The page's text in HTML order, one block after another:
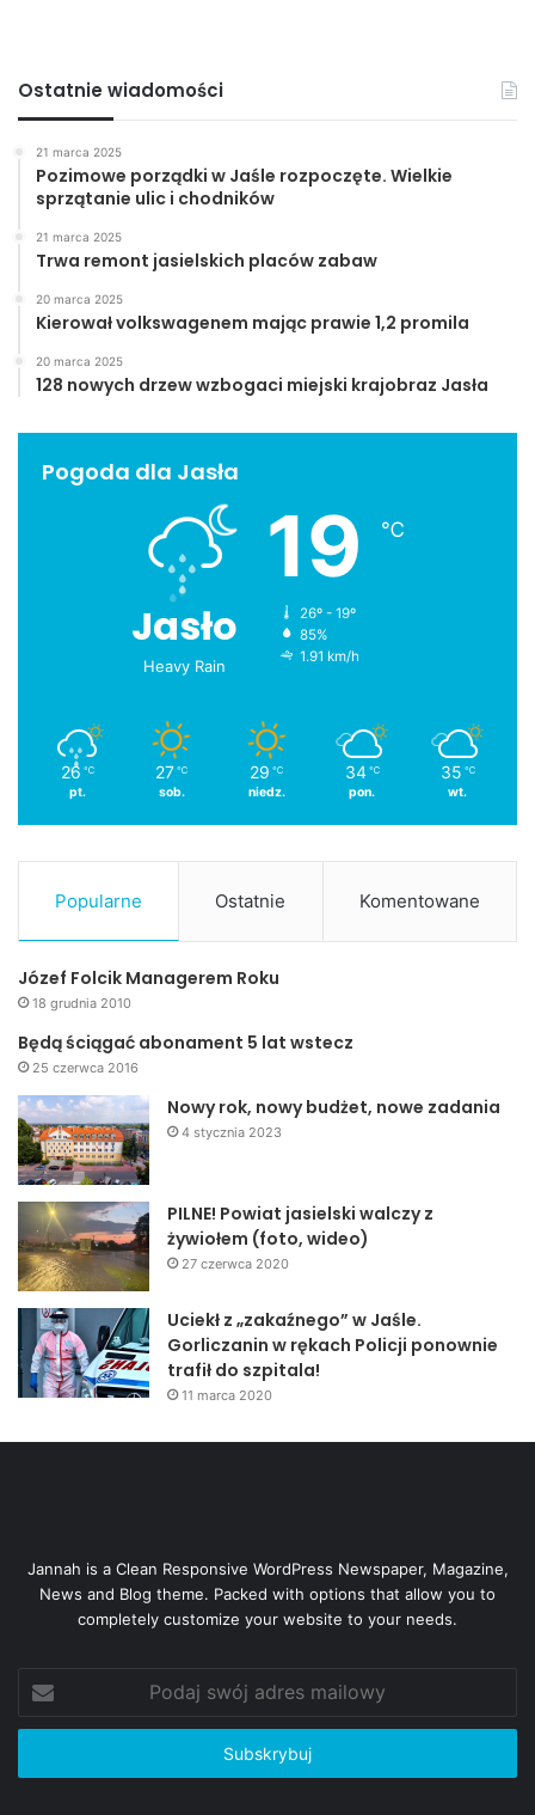
Ostatnie wiadomości
21 marca 2025
Pozimowe porządki w Jaśle rozpoczęte. Wielkie
sprzątanie ulic i chodników
21 marca 2025
Trwa remont jasielskich placów zabaw
20 marca 2025
Kierował volkswagenem mając prawie 1,2 promila
20 marca 2025
128 nowych drzew wzbogaci miejski krajobraz Jasła
Pogoda dla Jasła
Jasło
Heavy Rain
19 ℃
26º - 19º
85%
1.91 km/h
26 ℃
pt.
27 ℃
sob.
29 ℃
niedz.
34 ℃
pon.
35 ℃
wt.
Popularne Ostatnie Komentowane
Józef Folcik Managerem Roku
18 grudnia 2010
Będą ściągać abonament 5 lat wstecz
25 czerwca 2016
Nowy rok, nowy budżet, nowe zadania
4 stycznia 2023
PILNE! Powiat jasielski walczy z
żywiołem (foto, wideo)
27 czerwca 2020
Uciekł z „zakaźnego” w Jaśle.
Gorliczanin w rękach Policji ponownie
trafił do szpitala!
11 marca 2020
Jannah is a Clean Responsive WordPress Newspaper, Magazine,
News and Blog theme. Packed with options that allow you to
completely customize your website to your needs.
swój
adres